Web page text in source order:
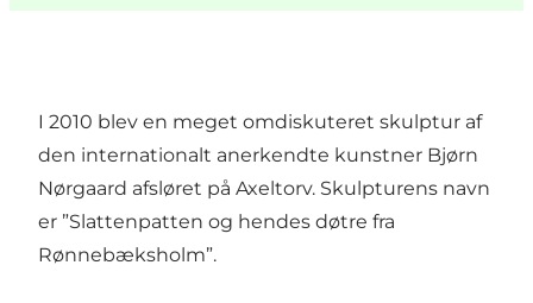
I 2010 blev en meget omdiskuteret skulptur af
den internationalt anerkendte kunstner Bjørn
Nørgaard afsløret på Axeltorv. Skulpturens navn
er ”Slattenpatten og hendes døtre fra
Rønnebæksholm”.